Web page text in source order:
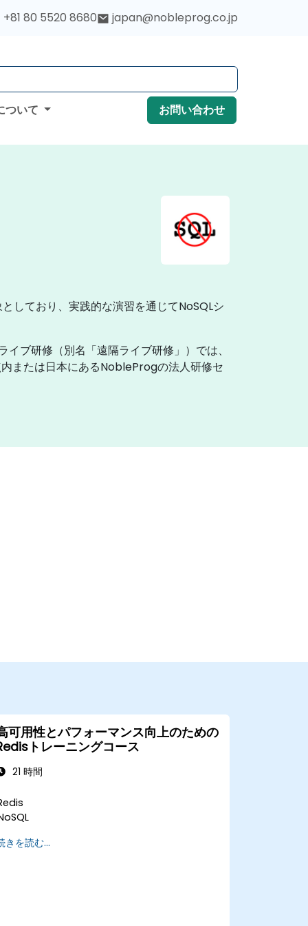
+81 80 5520 8680 japan@nobleprog.co.jp
ついて お問い合わせ
しており、実践的な演習を通じてNoSQLシ
ブ研修（別名「遠隔ライブ研修」）では、
または日本にあるNobleProgの法人研修セ
可用性とパフォーマンス向上のための
トレーニングコース
21 時間
きを読む...